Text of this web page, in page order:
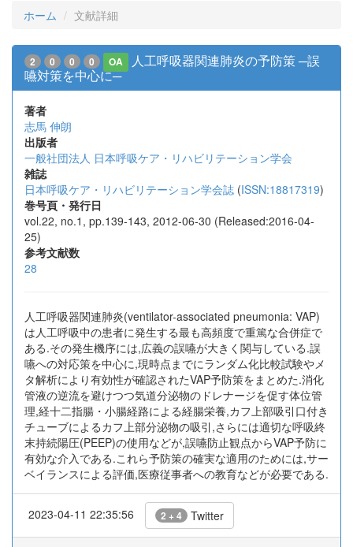
ホーム 文献詳細
2 0 0 0 OA
人工呼吸器関連肺炎の予防策 ─誤
嚥対策を中心に─
著者
志馬 伸朗
出版者
一般社団法人 日本呼吸ケア・リハビリテーション学会
雑誌
日本呼吸ケア・リハビリテーション学会誌 (ISSN:18817319)
巻号頁・発行日
vol.22, no.1, pp.139-143, 2012-06-30 (Released:2016-04-
25)
参考文献数
28
人工呼吸器関連肺炎(ventilator-associated pneumonia: VAP)
は人工呼吸中の患者に発生する最も高頻度で重篤な合併症で
ある.その発生機序には,広義の誤嚥が大きく関与している.誤
嚥への対応策を中心に,現時点までにランダム化比較試験やメ
タ解析により有効性が確認されたVAP予防策をまとめた.消化
管液の逆流を避けつつ気道分泌物のドレナージを促す体位管
理,経十二指腸・小腸経路による経腸栄養,カフ上部吸引口付き
チューブによるカフ上部分泌物の吸引,さらには適切な呼吸終
末持続陽圧(PEEP)の使用などが,誤嚥防止観点からVAP予防に
有効な介入である.これら予防策の確実な適用のためには,サー
ベイランスによる評価,医療従事者への教育などが必要である.
2023-04-11 22:35:56 2 + 4 Twitter